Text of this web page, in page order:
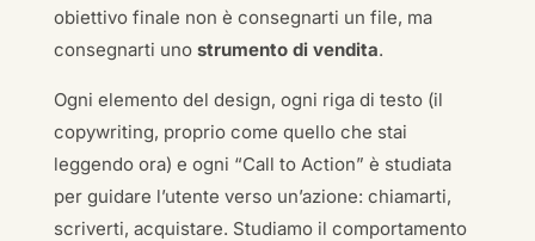
obiettivo finale non è consegnarti un file, ma
consegnarti uno strumento di vendita.
Ogni elemento del design, ogni riga di testo (il
copywriting, proprio come quello che stai
leggendo ora) e ogni “Call to Action” è studiata
per guidare l’utente verso un’azione: chiamarti,
scriverti, acquistare. Studiamo il comportamento